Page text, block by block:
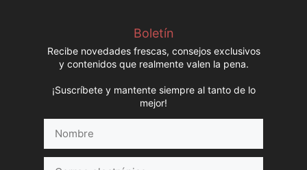
Boletín
Recibe novedades frescas, consejos exclusivos
y contenidos que realmente valen la pena.
¡Suscríbete y mantente siempre al tanto de lo
mejor!